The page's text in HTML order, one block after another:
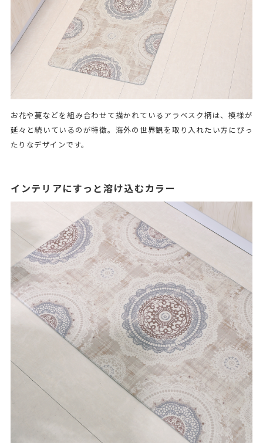
お花や蔓などを組み合わせて描かれているアラベスク柄は、模様が
延々と続いているのが特徴。海外の世界観を取り入れたい方にぴっ
たりなデザインです。
インテリアにすっと溶け込むカラー